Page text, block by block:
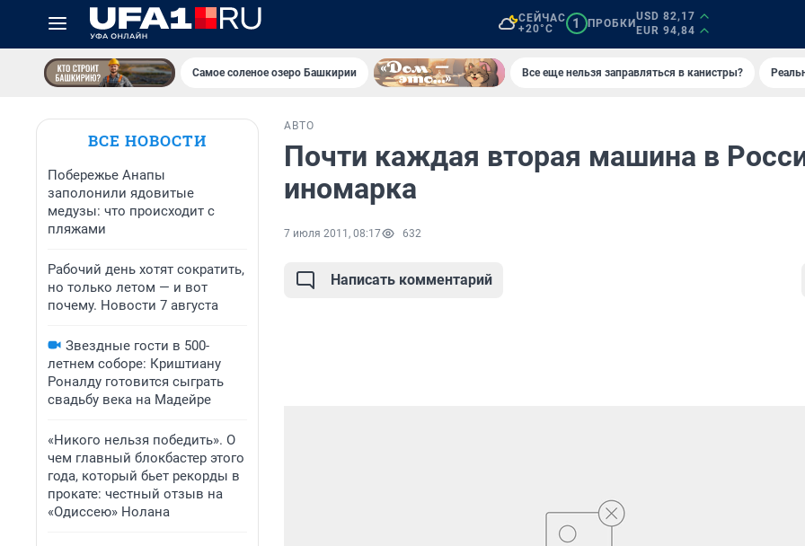
СЕЙЧАС
+20°C
1 ПРОБКИ
USD 82,17
EUR 94,84
Самое соленое озеро Башкирии Все еще нельзя заправляться в канистры?
ВСЕ НОВОСТИ
Побережье Анапы
заполонили ядовитые
медузы: что происходит с
пляжами
Рабочий день хотят сократить,
но только летом — и вот
почему. Новости 7 августа
Звездные гости в 500-
летнем соборе: Криштиану
Роналду готовится сыграть
свадьбу века на Мадейре
«Никого нельзя победить». О
чем главный блокбастер этого
года, который бьет рекорды в
прокате: честный отзыв на
«Одиссею» Нолана
АВТО
Почти каждая вторая машина в
иномарка
7 июля 2011, 08:17 632
Написать комментарий